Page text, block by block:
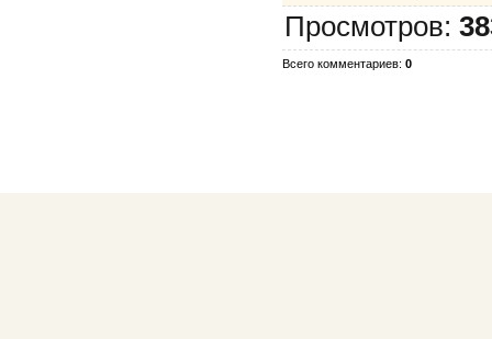
Просмотров:
Всего комментариев: 0